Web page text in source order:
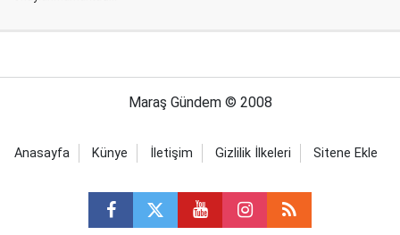
Maraş Gündem © 2008
Anasayfa Künye İletişim Gizlilik İlkeleri Sitene Ekle